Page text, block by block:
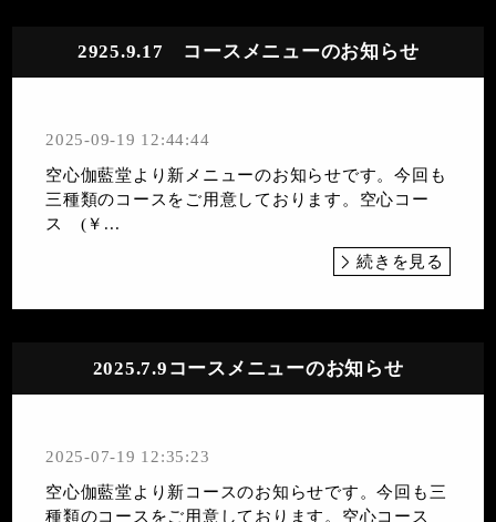
2925.9.17 コースメニューのお知らせ
2025-09-19 12:44:44
空心伽藍堂より新メニューのお知らせです。今回も
三種類のコースをご用意しております。空心コー
ス (￥...
続きを見る
2025.7.9コースメニューのお知らせ
2025-07-19 12:35:23
空心伽藍堂より新コースのお知らせです。今回も三
種類のコースをご用意しております。空心コース